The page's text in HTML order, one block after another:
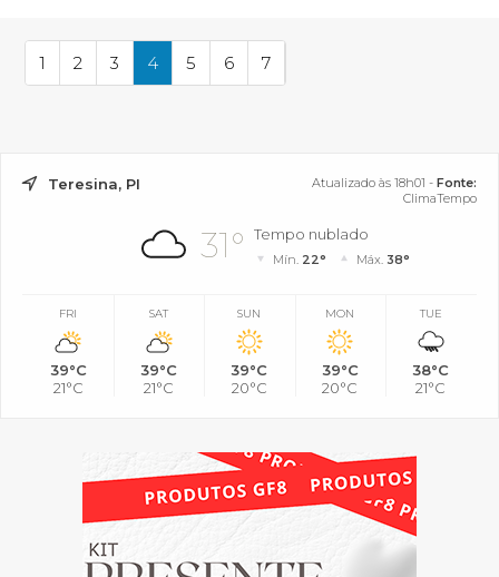
1 2 3 4 5 6 7
Teresina, PI Atualizado às 18h01 - Fonte:
ClimaTempo
31° Tempo nublado
Mín. 22° Máx. 38°
FRI
39°C
21°C
SAT
39°C
21°C
SUN
39°C
20°C
MON
39°C
20°C
TUE
38°C
21°C